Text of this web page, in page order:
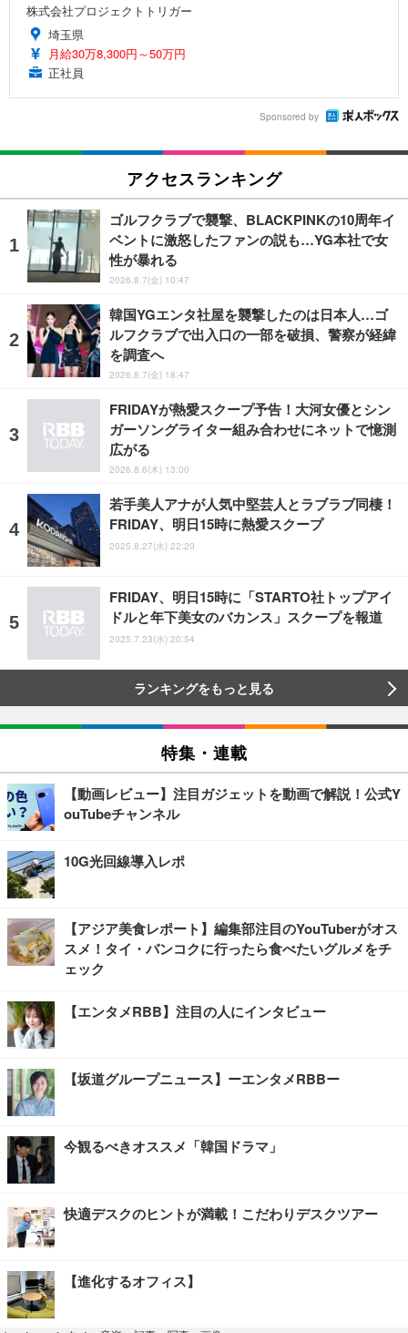
株式会社プロジェクトトリガー
埼玉県
月給30万8,300円～50万円
正社員
Sponsored by
アクセスランキング
ゴルフクラブで襲撃、BLACKPINKの10周年イ
ベントに激怒したファンの説も…YG本社で女
性が暴れる
2026.8.7(金) 10:47
韓国YGエンタ社屋を襲撃したのは日本人…ゴ
ルフクラブで出入口の一部を破損、警察が経緯
を調査へ
2026.8.7(金) 18:47
FRIDAYが熱愛スクープ予告！大河女優とシン
ガーソングライター組み合わせにネットで憶測
広がる
2026.8.6(木) 13:00
若手美人アナが人気中堅芸人とラブラブ同棲！
FRIDAY、明日15時に熱愛スクープ
2025.8.27(水) 22:20
FRIDAY、明日15時に「STARTO社トップアイ
ドルと年下美女のバカンス」スクープを報道
2025.7.23(水) 20:54
ランキングをもっと見る
特集・連載
【動画レビュー】注目ガジェットを動画で解説！公式Y
ouTubeチャンネル
10G光回線導入レポ
【アジア美食レポート】編集部注目のYouTuberがオス
スメ！タイ・バンコクに行ったら食べたいグルメをチ
ェック
【エンタメRBB】注目の人にインタビュー
【坂道グループニュース】ーエンタメRBBー
今観るべきオススメ「韓国ドラマ」
快適デスクのヒントが満載！こだわりデスクツアー
【進化するオフィス】